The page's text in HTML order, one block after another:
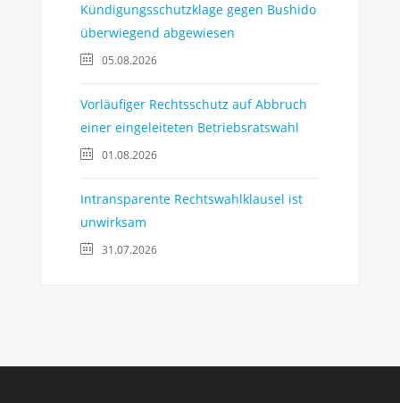
Kündigungsschutzklage gegen Bushido
überwiegend abgewiesen
05.08.2026
Vorläufiger Rechtsschutz auf Abbruch
einer eingeleiteten Betriebsratswahl
01.08.2026
Intransparente Rechtswahlklausel ist
unwirksam
31.07.2026